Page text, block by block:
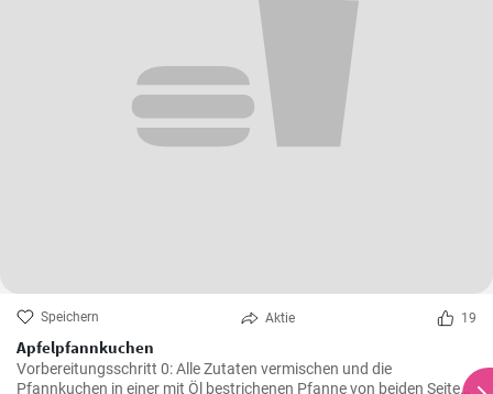
Speichern Aktie 19
Apfelpfannkuchen
Vorbereitungsschritt 0: Alle Zutaten vermischen und die
Pfannkuchen in einer mit Öl bestrichenen Pfanne von beiden Seiten